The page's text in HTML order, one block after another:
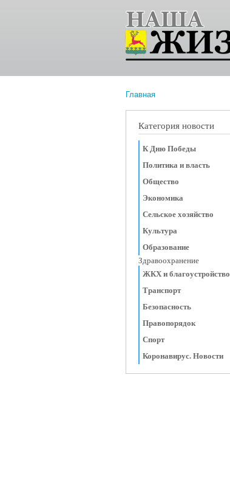
Главная
Категория новости
К Дню Победы
Политика и власть
Общество
Экономика
Сельское хозяйство
Культура
Образование
Здравоохранение
ЖКХ и благоустройство
Транспорт
Безопасность
Правопорядок
Спорт
Коронавирус. Новости